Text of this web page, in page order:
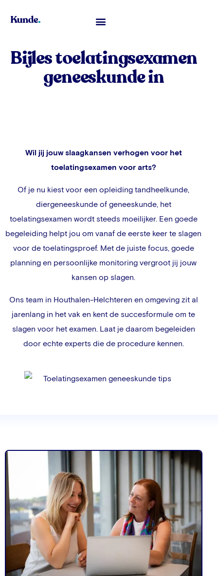
Bijles toelatingsexamen
geneeskunde in
Wil jij jouw slaagkansen verhogen voor het
toelatingsexamen voor arts?
Of je nu kiest voor een opleiding tandheelkunde,
diergeneeskunde of geneeskunde, het
toelatingsexamen wordt steeds moeilijker. Een goede
begeleiding helpt jou om vanaf de eerste keer te slagen
voor de toelatingsproef. Met de juiste focus, goede
planning en persoonlijke monitoring vergroot jij jouw
kansen op slagen.
Ons team in Houthalen-Helchteren en omgeving zit al
jarenlang in het vak en kent de succesformule om te
slagen voor het examen. Laat je daarom begeleiden
door echte experts die de procedure kennen.